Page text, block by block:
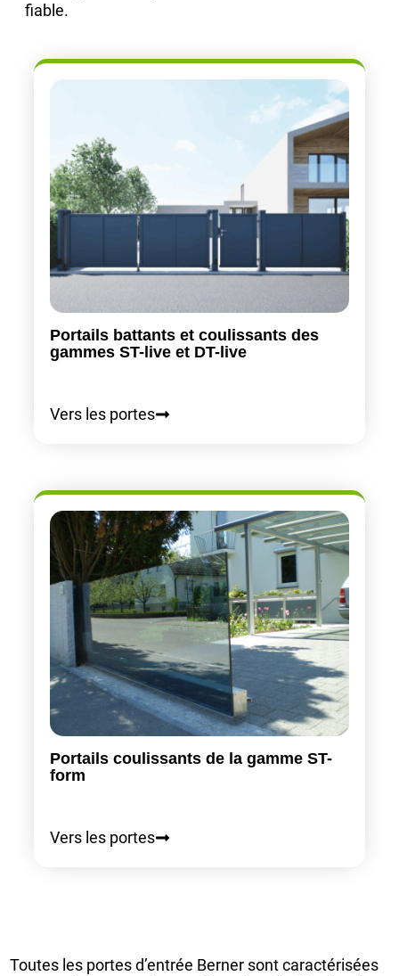
fiable.
Portails battants et coulissants des
gammes ST-live et DT-live
Vers les portes
Portails coulissants de la gamme ST-
form
Vers les portes
Toutes les portes d’entrée Berner sont caractérisées